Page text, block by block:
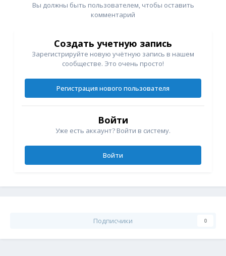
Вы должны быть пользователем, чтобы оставить
комментарий
Создать учетную запись
Зарегистрируйте новую учётную запись в нашем
сообществе. Это очень просто!
Регистрация нового пользователя
Войти
Уже есть аккаунт? Войти в систему.
Войти
Подписчики 0